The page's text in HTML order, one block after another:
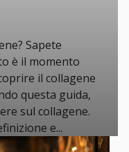
Sapete
è il momento
il collagene
questa guida,
sul collagene.
e...